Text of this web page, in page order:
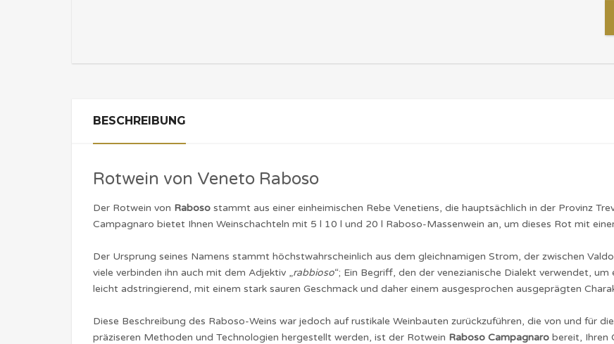
BESCHREIBUNG
Rotwein von Veneto Raboso
Der Rotwein von Raboso stammt aus einer einheimischen Rebe Venetiens, die hauptsächlich in der Provinz
Campagnaro bietet Ihnen Weinschachteln mit 5 l 10 l und 20 l Raboso-Massenwein an, um dieses Rot mit
Der Ursprung seines Namens stammt höchstwahrscheinlich aus dem gleichnamigen Strom, der zwischen
viele verbinden ihn auch mit dem Adjektiv „rabbioso“; Ein Begriff, den der venezianische Dialekt verwendet,
leicht adstringierend, mit einem stark sauren Geschmack und daher einem ausgesprochen ausgeprägten
Diese Beschreibung des Raboso-Weins war jedoch auf rustikale Weinbauten zurückzuführen, die von und für
präziseren Methoden und Technologien hergestellt werden, ist der Rotwein Raboso Campagnaro bereit, Ihren